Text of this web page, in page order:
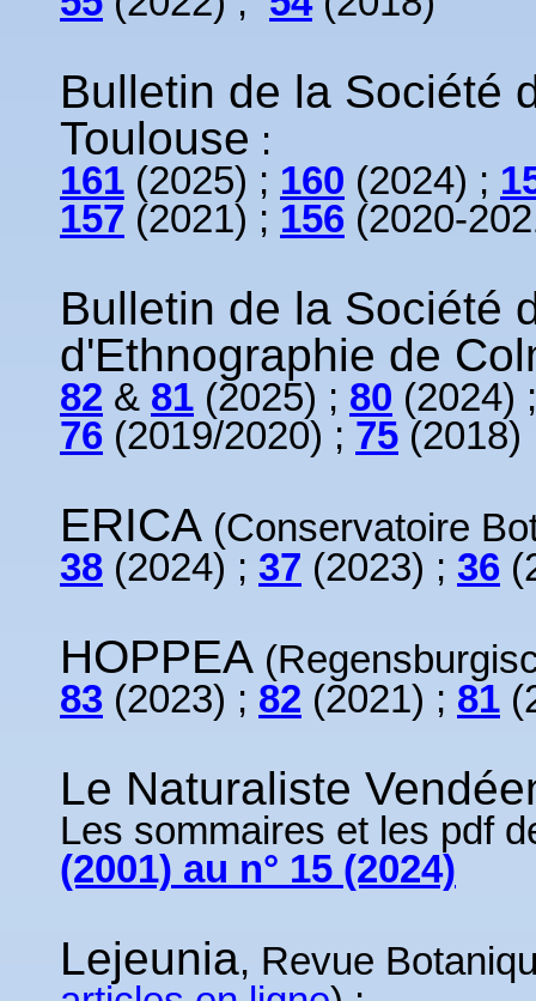
Bulletin de la Société
Toulouse :
161 (2025) ; 160 (2024) ;
157 (2021) ; 156 (2020-
Bulletin de la Société
d'Ethnographie de
82 & 81 (2025) ; 80 (2024)
76 (2019/2020) ; 75 (2018)
ERICA (Conservatoire
38 (2024) ; 37 (2023) ; 36
HOPPEA
83 (2023) ; 82 (2021) ; 81
Le Naturaliste
Les sommaires et les pdf
(2001) au n° 15 (2024)
Lejeunia, Revue